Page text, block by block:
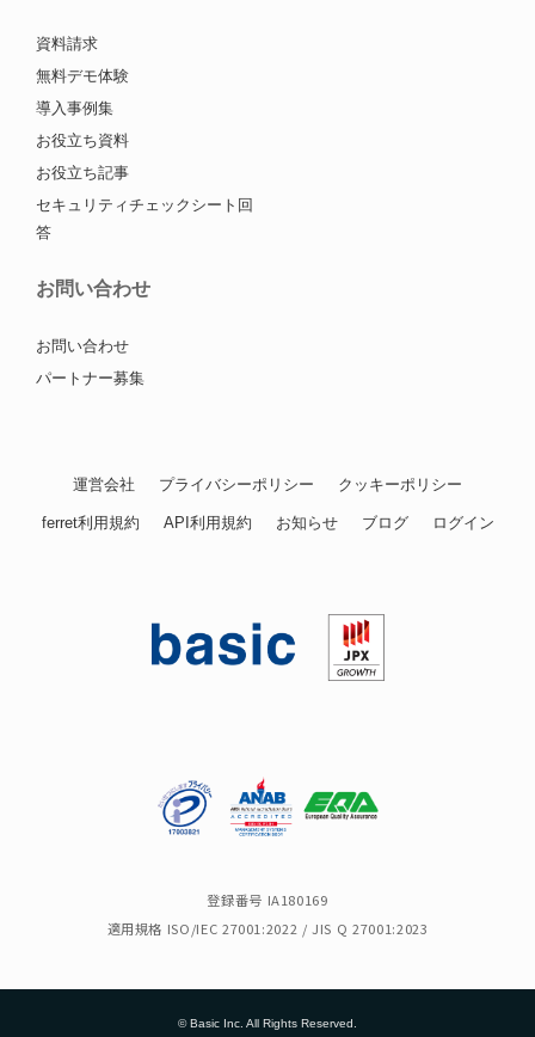
資料請求
無料デモ体験
導入事例集
お役立ち資料
お役立ち記事
セキュリティチェックシート回
答
お問い合わせ
お問い合わせ
パートナー募集
運営会社 プライバシーポリシー クッキーポリシー
ferret利用規約 API利用規約 お知らせ ブログ ログイン
登録番号 IA180169
適用規格 ISO/IEC 27001:2022 / JIS Q 27001:2023
© Basic Inc. All Rights Reserved.